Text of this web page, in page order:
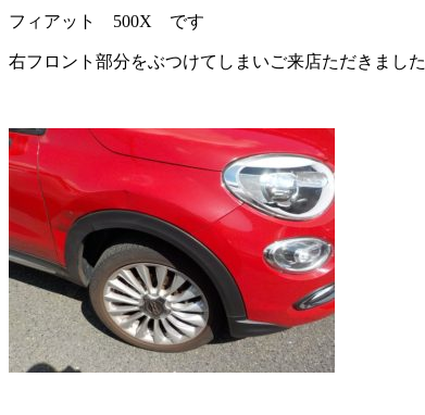
フィアット 500X です
右フロント部分をぶつけてしまいご来店ただきました